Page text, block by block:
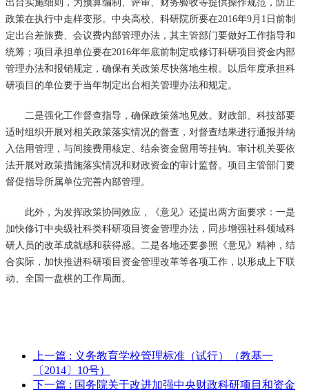
出台实施细则，为预算编制、评审、财务验收等提供操作规范，防止
政策在执行中走样变形。中央高校、科研院所要在2016年9月1日前制
定出台差旅费、会议费内部管理办法，其主管部门要做好工作指导和
统筹；项目承担单位要在2016年年底前制定或修订科研项目资金内部
管理办法和报销规定，确保有关政策尽快落地生根。以后年度承担科
研项目的单位要于当年制定出台相关管理办法和规定。
二是强化工作督查指导，确保政策落地见效。财政部、科技部要
适时组织开展对相关政策落实情况的督查，对督查结果进行通报并纳
入信用管理，与间接费用核定、结余资金留用等挂钩。审计机关要依
法开展对政策措施落实情况和财政资金的审计监督。项目主管部门要
督促指导所属单位完善内部管理。
此外，为发挥政策协同效应，《意见》还提出两方面要求：一是
加快修订中央级社科类科研项目资金管理办法，同步增强社科领域科
研人员的改革成就感和获得感。二是各地还要参照《意见》精神，结
合实际，加快推进科研项目资金管理改革等各项工作，以形成上下联
动、全国一盘棋的工作局面。
上一篇 : 义务教育学校管理标准（试行）（教基一
〔2014〕10号）
下一篇 : 国务院关于改进加强中央财政科研项目和资金